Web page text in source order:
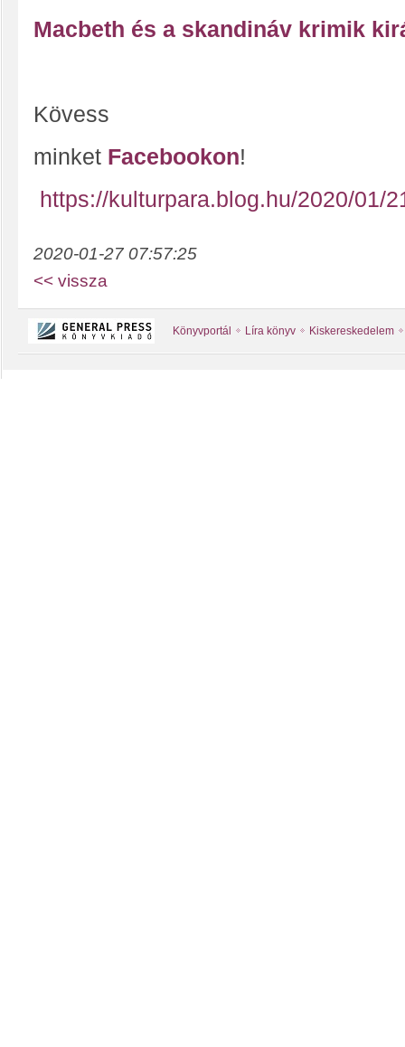
Macbeth és a skandináv krimik
Kövess
minket Facebookon!
https://kulturpara.blog.hu/2020/01/
2020-01-27 07:57:25
<< vissza
Könyvportál Líra könyv Kiskereskedelem